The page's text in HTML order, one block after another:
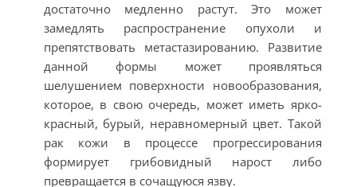
достаточно медленно растут. Это может
замедлять распространение опухоли и
препятствовать метастазированию. Развитие
данной формы может проявляться
шелушением поверхности новообразования,
которое, в свою очередь, может иметь ярко-
красный, бурый, неравномерный цвет. Такой
рак кожи в процессе прогрессирования
формирует грибовидный нарост либо
превращается в сочащуюся язву.